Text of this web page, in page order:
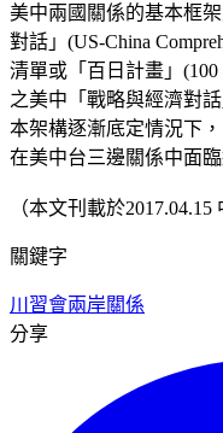
美中兩國關係的基本框
對話」(US-China
清單或「百日計畫」
之美中「戰略與經濟對
本架構逐漸底定情況下
在美中台三邊關係中面
（本文刊載於2017.04.15
關鍵字
川習會兩岸關係
分享